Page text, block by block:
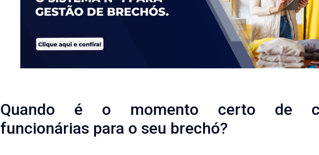
Quando é o momento certo de
funcionárias para o seu brechó?